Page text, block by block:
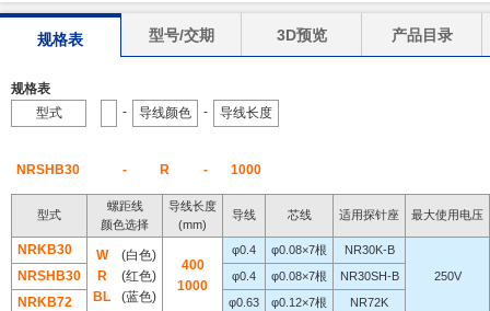
规格表 型号/交期 3D预览 产品目录
规格表
型式
- 导线颜色 - 导线长度
NRSHB30 - R - 1000
型式
螺距线
颜色选择
导线长度
(mm)
导线 芯线 适用探针座 最大使用电压
NRKB30
W
R
BL
(白色)
(红色)
(蓝色)
400
1000
φ0.4 φ0.08×7根
NR30K-B
250V
NRSHB30 φ0.4 φ0.08×7根 NR30SH-B
NRKB72 φ0.63 φ0.12×7根 NR72K